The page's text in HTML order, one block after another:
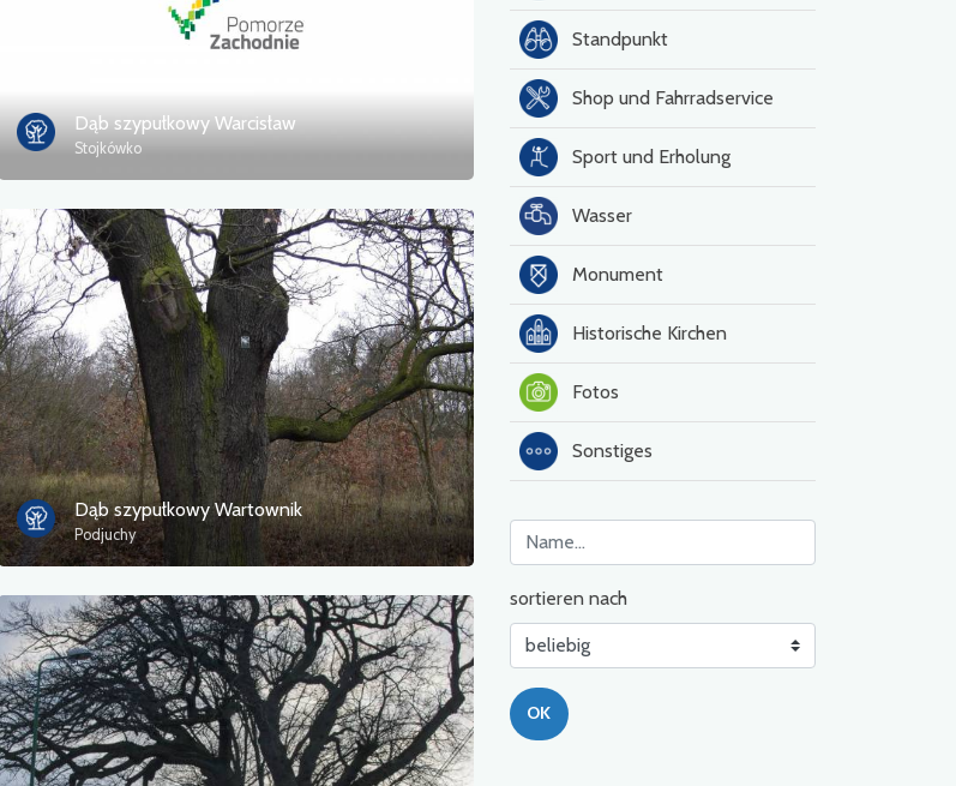
Dąb szypułkowy Warcisław
Stojkówko
Dąb szypułkowy Wartownik
Podjuchy
Standpunkt
Shop und Fahrradservice
Sport und Erholung
Wasser
Monument
Historische Kirchen
Fotos
Sonstiges
sortieren nach
OK